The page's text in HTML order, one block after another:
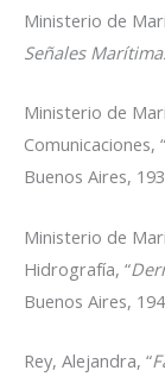
Ministerio de
Señales
Ministerio de
Comunicaciones, “
Buenos Aires,
Ministerio de
Hidrografía, “
Buenos Aires,
Rey, Alejandra, “